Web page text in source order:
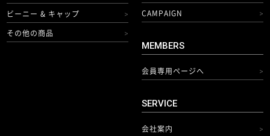
ビーニー & キャップ >
その他の商品 >
CAMPAIGN
>
MEMBERS
会員専用ページへ >
SERVICE
会社案内 >